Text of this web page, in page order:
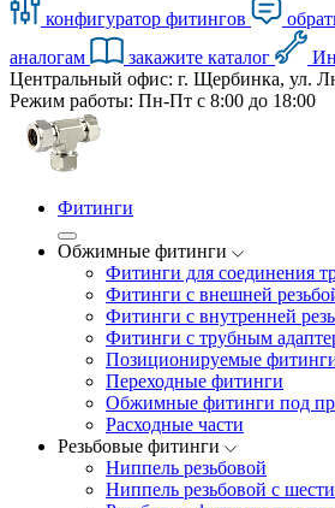
конфигуратор фитингов
аналогам
закажите каталог
Центральный офис: г. Щербинка, ул.
Режим работы: Пн-Пт с 8:00 до 18:00
Фитинги
Обжимные фитинги
Фитинги для соединения
Фитинги с внешней
Фитинги с внутренней
Фитинги с трубным
Позиционируемые
Переходные фитинги
Обжимные фитинги под
Расходные части
Резьбовые фитинги
Ниппель резьбовой
Ниппель резьбовой с